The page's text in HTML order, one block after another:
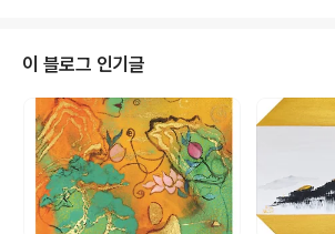
주관을 그려내는 작업을 하기도 하였는데요. 이렇듯 골프
는 제게 끊임없는 영감을 주는 모델입니다. ​ 저에게 골프란
치유와 건강이자 뇌를 활성화시키는 특별한 에너지예요.
자연과 사람의 조화 기술과 정신이 조화를 이루는 골프는
다양한 조건의 융합을 끊임없이 경험할 수 있는 멋진 스포
츠죠. 제가 추구하는 뇌 융합예..
이 블로그 인기글